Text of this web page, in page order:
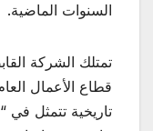
السنوات الماضية.
تمتلك الشركة
تاريخية تتمثل في